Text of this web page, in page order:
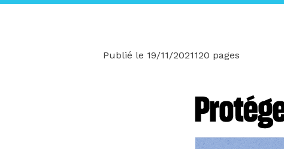
Publié le 19/11/2021120 pages